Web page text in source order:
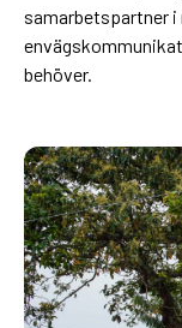
samarbetspartner i
behöver.